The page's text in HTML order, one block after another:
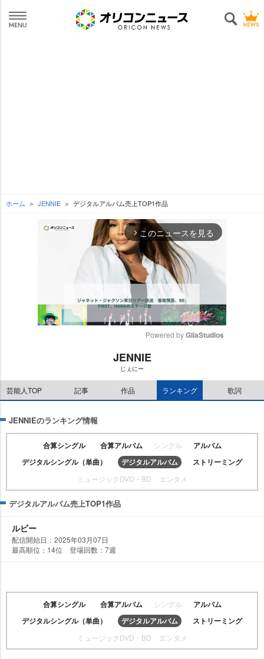
ホーム JENNIE デジタルアルバム売上TOP1作品
arrow_forward_ios このニュースを見る
t
e
Powered by GliaStudios
JENNIE
じぇにー
芸能人TOP 記事 作品 ランキング 歌詞
JENNIEのランキング情報
合算シングル 合算アルバム シングル
アルバム
デジタルシングル（単曲）
デジタルアルバム ストリーミング
ミュージックDVD・BD エンタメ
デジタルアルバム売上TOP1作品
ルビー
配信開始日：2025年03月07日
最高順位：14位 登場回数：7週
合算シングル 合算アルバム シングル
アルバム
デジタルシングル（単曲）
デジタルアルバム ストリーミング
ミュージックDVD・BD エンタメ